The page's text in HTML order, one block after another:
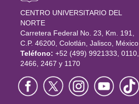
CENTRO UNIVERSITARIO DEL
NORTE
Carretera Federal No. 23, Km. 191,
C.P. 46200, Colotlán, Jalisco, México
Teléfono: +52 (499) 9921333, 0110,
2466, 2467 y 1170